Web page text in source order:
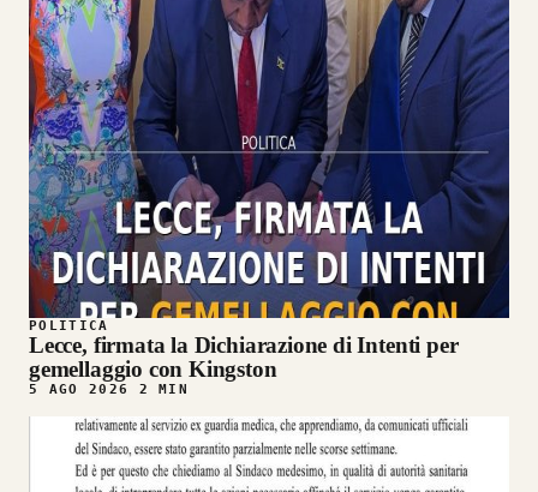
POLITICA
Lecce, firmata la Dichiarazione di Intenti per
gemellaggio con Kingston
5 AGO 2026 2 MIN